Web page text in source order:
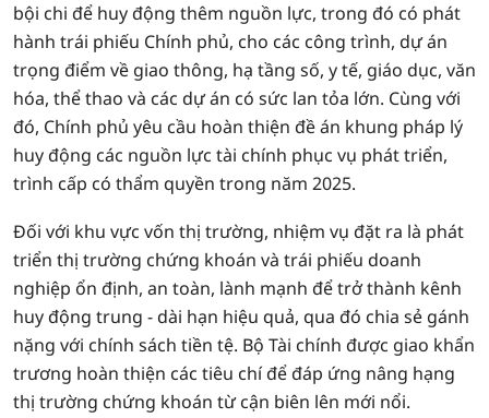
bội chi để huy động thêm nguồn lực, trong đó có phát
hành trái phiếu Chính phủ, cho các công trình, dự án
trọng điểm về giao thông, hạ tầng số, y tế, giáo dục, văn
hóa, thể thao và các dự án có sức lan tỏa lớn. Cùng với
đó, Chính phủ yêu cầu hoàn thiện đề án khung pháp lý
huy động các nguồn lực tài chính phục vụ phát triển,
trình cấp có thẩm quyền trong năm 2025.
Đối với khu vực vốn thị trường, nhiệm vụ đặt ra là phát
triển thị trường chứng khoán và trái phiếu doanh
nghiệp ổn định, an toàn, lành mạnh để trở thành kênh
huy động trung - dài hạn hiệu quả, qua đó chia sẻ gánh
nặng với chính sách tiền tệ. Bộ Tài chính được giao khẩn
trương hoàn thiện các tiêu chí để đáp ứng nâng hạng
thị trường chứng khoán từ cận biên lên mới nổi.